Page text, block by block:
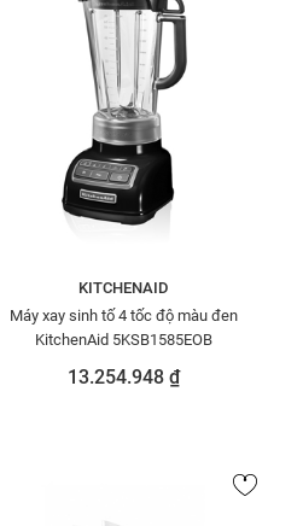
KITCHENAID
Máy xay sinh tố 4 tốc độ màu đen
KitchenAid 5KSB1585EOB
13.254.948 ₫